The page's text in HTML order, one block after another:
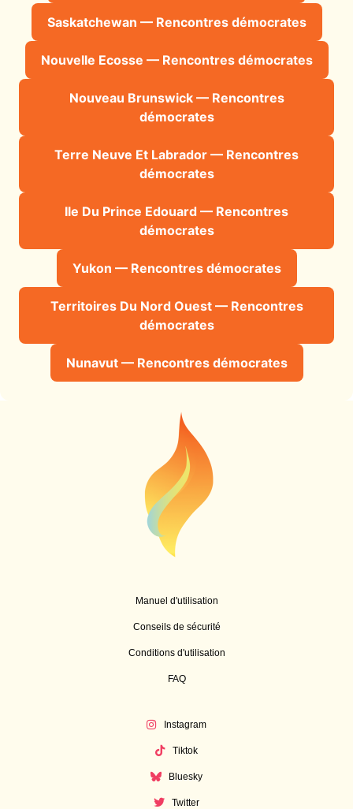
Saskatchewan — Rencontres démocrates
Nouvelle Ecosse — Rencontres démocrates
Nouveau Brunswick — Rencontres
démocrates
Terre Neuve Et Labrador — Rencontres
démocrates
Ile Du Prince Edouard — Rencontres
démocrates
Yukon — Rencontres démocrates
Territoires Du Nord Ouest — Rencontres
démocrates
Nunavut — Rencontres démocrates
Manuel d'utilisation
Conseils de sécurité
Conditions d'utilisation
FAQ
Instagram
Tiktok
Bluesky
Twitter